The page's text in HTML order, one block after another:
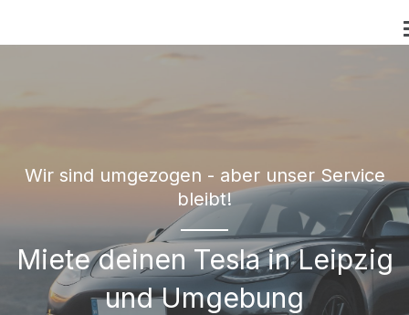
Wir sind umgezogen - aber unser Service
bleibt!
Miete deinen Tesla in Leipzig
und Umgebung